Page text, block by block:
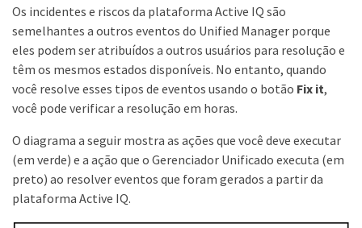
Os incidentes e riscos da plataforma Active IQ são
semelhantes a outros eventos do Unified Manager porque
eles podem ser atribuídos a outros usuários para resolução e
têm os mesmos estados disponíveis. No entanto, quando
você resolve esses tipos de eventos usando o botão Fix it,
você pode verificar a resolução em horas.
O diagrama a seguir mostra as ações que você deve executar
(em verde) e a ação que o Gerenciador Unificado executa (em
preto) ao resolver eventos que foram gerados a partir da
plataforma Active IQ.